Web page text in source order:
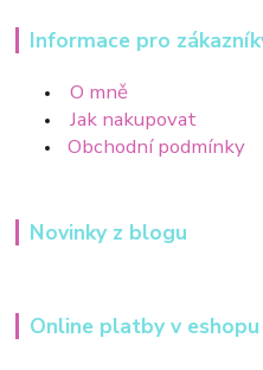
Informace pro
O mně
Jak nakupovat
Obchodní podmínky
Novinky z blogu
Online platby v